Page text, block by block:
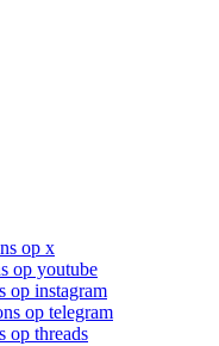
op x
op youtube
op instagram
op telegram
op threads